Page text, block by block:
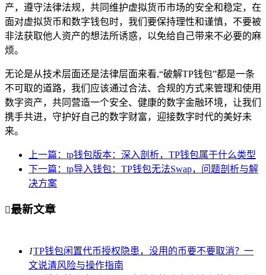
产，遵守法律法规，共同维护虚拟货币市场的安全和稳定，在
面对虚拟货币和数字钱包时，我们要保持理性和谨慎，不要被
非法获取他人资产的想法所诱惑，以免给自己带来不必要的麻
烦。
无论是从技术层面还是法律层面来看,“破解TP钱包”都是一条
不可取的道路，我们应该通过合法、合规的方式来管理和使用
数字资产，共同营造一个安全、健康的数字金融环境，让我们
携手共进，守护好自己的数字财富，迎接数字时代的美好未
来。
上一篇：tp钱包版本：深入剖析，TP钱包属于什么类型
下一篇：tp导入钱包：TP钱包无法Swap，问题剖析与解
决方案
最新文章
1TP钱包闲置代币授权隐患，没用的币要不要取消？一
文说清风险与操作指南